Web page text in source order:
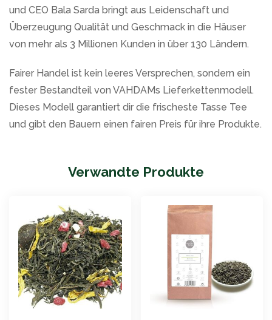
und CEO Bala Sarda bringt aus Leidenschaft und
Überzeugung Qualität und Geschmack in die Häuser
von mehr als 3 Millionen Kunden in über 130 Ländern.
Fairer Handel ist kein leeres Versprechen, sondern ein
fester Bestandteil von VAHDAMs Lieferkettenmodell.
Dieses Modell garantiert dir die frischeste Tasse Tee
und gibt den Bauern einen fairen Preis für ihre Produkte.
Verwandte Produkte